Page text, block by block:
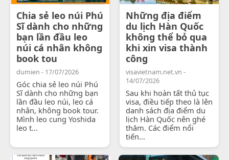
Chia sẻ leo núi Phú
Sĩ dành cho những
bạn lần đầu leo
núi cá nhân không
book tou
dumien - 17/07/2026
Góc chia sẻ leo núi Phú
Sĩ dành cho những bạn
lần đầu leo núi, leo cá
nhân, không book tour.
Mình leo cung Yoshida
leo t...
Những địa điểm
du lịch Hàn Quốc
không thể bỏ qua
khi xin visa thành
công
visavietnam.net.vn -
14/07/2026
Sau khi hoàn tất thủ tục
visa, điều tiếp theo là lên
danh sách địa điểm du
lịch Hàn Quốc nên ghé
thăm. Các điểm nổi
tiến...